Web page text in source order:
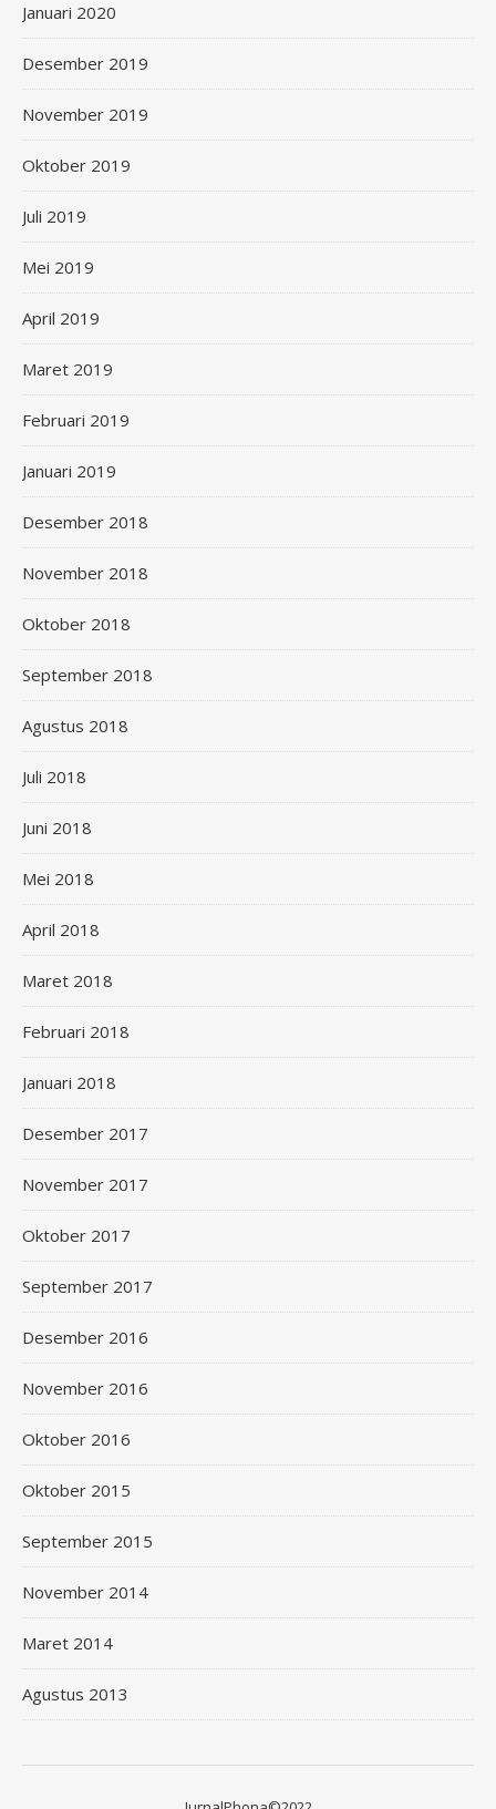
Januari 2020
Desember 2019
November 2019
Oktober 2019
Juli 2019
Mei 2019
April 2019
Maret 2019
Februari 2019
Januari 2019
Desember 2018
November 2018
Oktober 2018
September 2018
Agustus 2018
Juli 2018
Juni 2018
Mei 2018
April 2018
Maret 2018
Februari 2018
Januari 2018
Desember 2017
November 2017
Oktober 2017
September 2017
Desember 2016
November 2016
Oktober 2016
Oktober 2015
September 2015
November 2014
Maret 2014
Agustus 2013